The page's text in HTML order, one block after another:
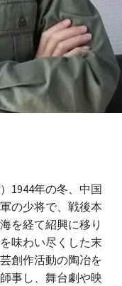
1944年の冬、中国
の少将で、戦後本
を経て紹興に移り
味わい尽くした末
創作活動の陶冶を
事し、舞台劇や映